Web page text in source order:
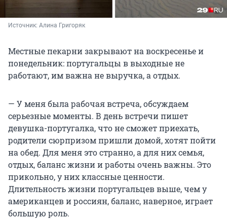
Источник: Алина Григоряк
Местные пекарни закрывают на воскресенье и
понедельник: португальцы в выходные не
работают, им важна не выручка, а отдых.
— У меня была рабочая встреча, обсуждаем
серьезные моменты. В день встречи пишет
девушка-португалка, что не сможет приехать,
родители сюрпризом пришли домой, хотят пойти
на обед. Для меня это странно, а для них семья,
отдых, баланс жизни и работы очень важны. Это
прикольно, у них классные ценности.
Длительность жизни португальцев выше, чем у
американцев и россиян, баланс, наверное, играет
большую роль.